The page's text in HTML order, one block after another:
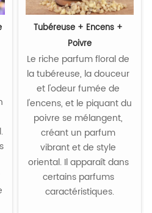
Tubéreuse + Encens +
Poivre
Le riche parfum floral de
la tubéreuse, la douceur
et l'odeur fumée de
l'encens, et le piquant du
poivre se mélangent,
créant un parfum
vibrant et de style
oriental. Il apparaît dans
certains parfums
caractéristiques.